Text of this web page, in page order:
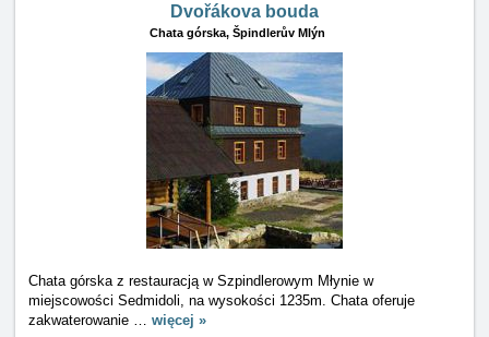
Dvořákova bouda
Chata górska, Špindlerův Mlýn
Chata górska z restauracją w Szpindlerowym Młynie w
miejscowości Sedmidoli, na wysokości 1235m. Chata oferuje
zakwaterowanie … więcej »